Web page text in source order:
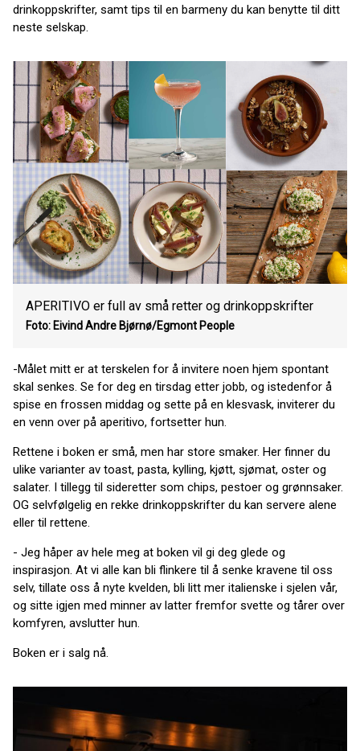
drinkoppskrifter, samt tips til en barmeny du kan benytte til ditt
neste selskap.
APERITIVO er full av små retter og drinkoppskrifter
Foto: Eivind Andre Bjørnø/Egmont People
-Målet mitt er at terskelen for å invitere noen hjem spontant
skal senkes. Se for deg en tirsdag etter jobb, og istedenfor å
spise en frossen middag og sette på en klesvask, inviterer du
en venn over på aperitivo, fortsetter hun.
Rettene i boken er små, men har store smaker. Her finner du
ulike varianter av toast, pasta, kylling, kjøtt, sjømat, oster og
salater. I tillegg til sideretter som chips, pestoer og grønnsaker.
OG selvfølgelig en rekke drinkoppskrifter du kan servere alene
eller til rettene.
- Jeg håper av hele meg at boken vil gi deg glede og
inspirasjon. At vi alle kan bli flinkere til å senke kravene til oss
selv, tillate oss å nyte kvelden, bli litt mer italienske i sjelen vår,
og sitte igjen med minner av latter fremfor svette og tårer over
komfyren, avslutter hun.
Boken er i salg nå.